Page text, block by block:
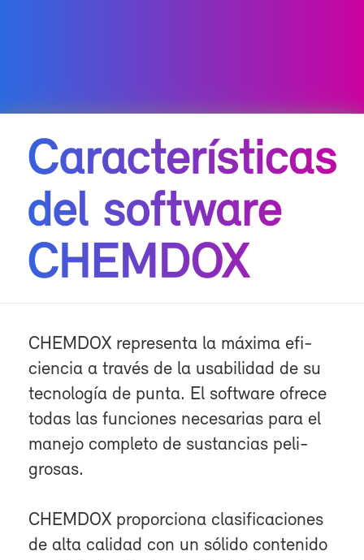
CHEM­DOX re­pre­sen­ta la má­xi­ma efi­
cien­cia a tra­vés de la usa­bi­li­dad de su
tec­no­lo­gía de pun­ta. El soft­wa­re ofre­ce
to­das las fun­cio­nes ne­ce­sa­rias pa­ra el
ma­ne­jo com­ple­to de sus­tan­cias pe­li­
gro­sas.
CHEM­DOX pro­por­cio­na cla­si­fi­ca­cio­nes
de al­ta ca­li­dad con un só­li­do con­te­ni­do